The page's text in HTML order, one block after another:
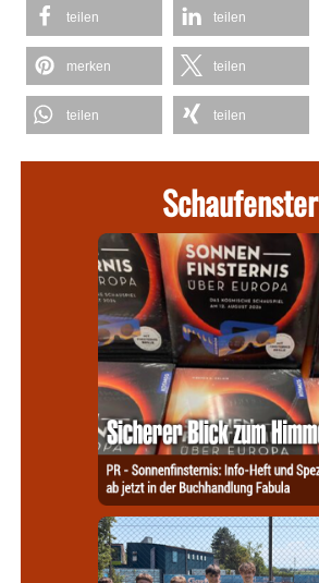
teilen teilen
merken teilen
teilen teilen
Schaufenster